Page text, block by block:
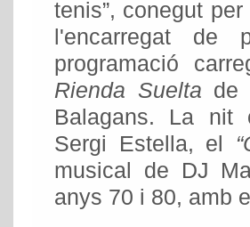
tenis”, conegut
l'encarregat de
programació
Rienda Suelta de
Balagans. La nit
Sergi Estella, el
musical de DJ
anys 70 i 80, amb